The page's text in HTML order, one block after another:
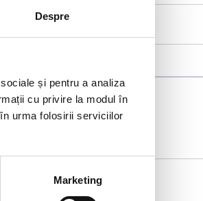
Despre
și pentru a analiza
cu privire la modul în
urma folosirii serviciilor
Marketing